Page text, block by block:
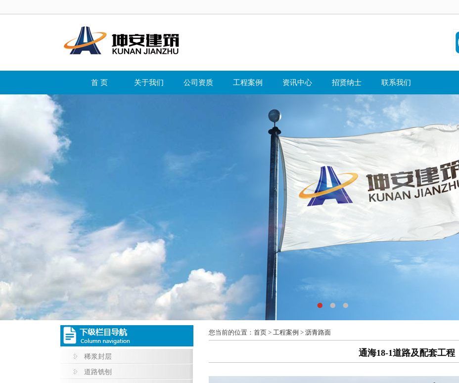
首 页 关于我们 公司资质 工程案例 资讯中心 招贤纳士 联系我们
稀浆封层
道路铣刨
您当前的位置： 首页 > 工程案例 > 沥青路面
通海18-1道路及配套工程